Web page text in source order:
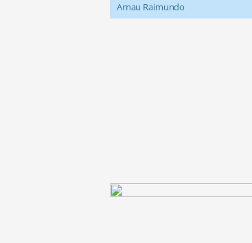
Arnau Raimundo